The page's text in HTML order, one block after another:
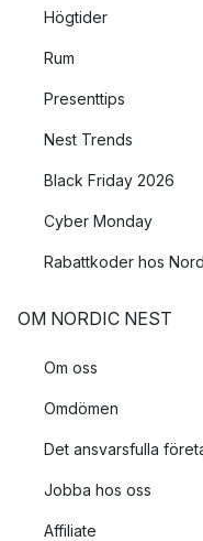
Högtider
Rum
Presenttips
Nest Trends
Black Friday 2026
Cyber Monday
Rabattkoder hos
OM NORDIC NEST
Om oss
Omdömen
Det ansvarsfulla
Jobba hos oss
Affiliate